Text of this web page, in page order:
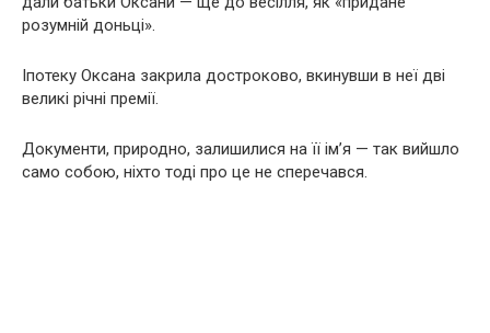
розумній доньці».
Іпотеку Оксана закрила достроково, вкинувши в неї дві
великі річні премії.
Документи, природно, залишилися на її ім’я — так вийшло
само собою, ніхто тоді про це не сперечався.